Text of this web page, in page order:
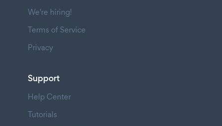
We're hiring!
Terms of Service
Privacy
Support
Help Center
Tutorials